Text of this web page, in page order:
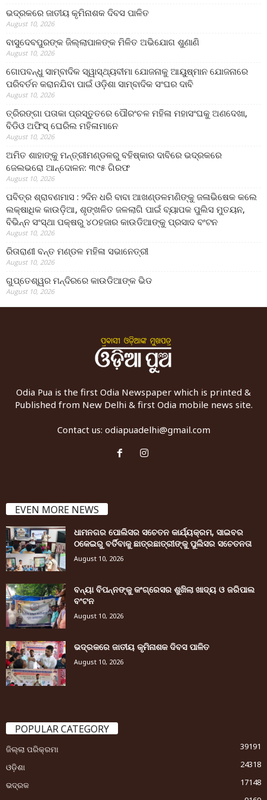
ଭଦ୍ରକରେ ଜାତୀୟ କୃମିନାଶକ ଦିବସ ପାଳିତ
August 10, 2026
ବାସୁଦେବପୁରଙ୍କ ଜିଲ୍ଲାପାଳଙ୍କ ମିଳିତ ଅଭିଯୋଗ ଶୁଣାଣି
August 10, 2026
ଗୋପବନ୍ଧୁ ସାମ୍ବାଦିକ ସ୍ୱାସ୍ଥ୍ୟବୀମା ଯୋଜନାକୁ ଆୟୁଷ୍ମାନ ଯୋଜନାରେ
ପରିବର୍ତନ କରାନଯିବା ପାଇଁ ଓଡ଼ିଶା ସାମ୍ବାଦିକ ସଂଘର ଦାବି
August 10, 2026
ତ୍ରିରଙ୍ଗା ପତାକା ପ୍ରସ୍ତୁତରେ ପୌରଂଚଳ ମହିଳା ମହାସଂଘକୁ ଅଣଦେଖା,
ବିଡିଓ ଅଫିସ୍ ଘେରିଲ ମହିଳାମାନେ
August 10, 2026
ଅମିତ ଶାହାଙ୍କୁ ମନ୍ତ୍ରୀମଣ୍ଡଳରୁ ବହିଷ୍କାର ଦାବିରେ ଭଦ୍ରକରେ
ଜେଲଭରୋ ଆନ୍ଦୋଳନ: ୩୯୫ ଗିରଫ
August 10, 2026
ପବିତ୍ର ଶ୍ରାବଣମାସ : ୨ଦିନ ଧରି ବାବା ଆଖଣ୍ଡଳମଣିଙ୍କୁ ଜଳାଭିଷେକ କଲେ
ଲକ୍ଷାଧିକ କାଉଡ଼ିଆ, ଶୃଙ୍ଖଳିତ ଜଳଲାଗି ପାଇଁ ବ୍ୟାପକ ପୁଲିସ ମୁତୟନ,
ବିଭିନ୍ନ ସଂସ୍ଥା ପକ୍ଷରୁ ୪୦ହଜାର କାଉଡିଆଙ୍କୁ ପ୍ରସାଦ ବଂଟନ
August 10, 2026
ରିତାରାଣୀ ବନ୍ତ ମଣ୍ଡଳ ମହିଳା ସଭାନେତ୍ରୀ
August 10, 2026
ଗୁପ୍ତେଶ୍ୱର ମନ୍ଦିରରେ କାଉଡିଆଙ୍କ ଭିଡ
August 10, 2026
Odia Pua is the first Odia Newspaper which is printed &
Published from New Delhi & first Odia mobile news site.
Contact us: odiapuadelhi@gmail.com
EVEN MORE NEWS
ଧାମନଗର ପୋଲିସର ସଚେତନ କାର୍ଯ୍ୟକ୍ରମ, ସାଇବର
ଠକେଇରୁ ବର୍ତିବାକୁ ଛାତ୍ରଛାତ୍ରୀଙ୍କୁ ପୁଲିସର ସଚେତନତା
August 10, 2026
ବନ୍ୟା ବିପନ୍ନଙ୍କୁ କଂଗ୍ରେସର ଶୁଖିଲା ଖାଦ୍ୟ ଓ ଜରିପାଲ
ବଂଟନ
August 10, 2026
ଭଦ୍ରକରେ ଜାତୀୟ କୃମିନାଶକ ଦିବସ ପାଳିତ
August 10, 2026
POPULAR CATEGORY
ଜିଲ୍ଲା ପରିକ୍ରମା
39191
ଓଡ଼ିଶା
24318
ଭଦ୍ରକ
17148